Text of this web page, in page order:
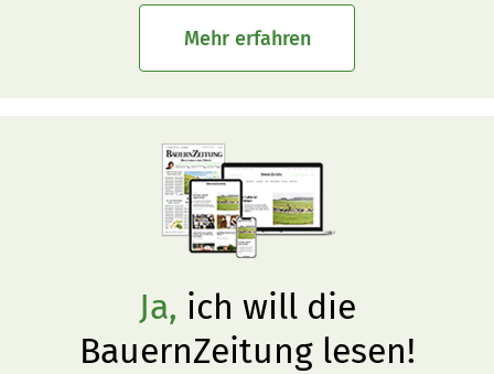
Mehr erfahren
Ja, ich will die
BauernZeitung lesen!